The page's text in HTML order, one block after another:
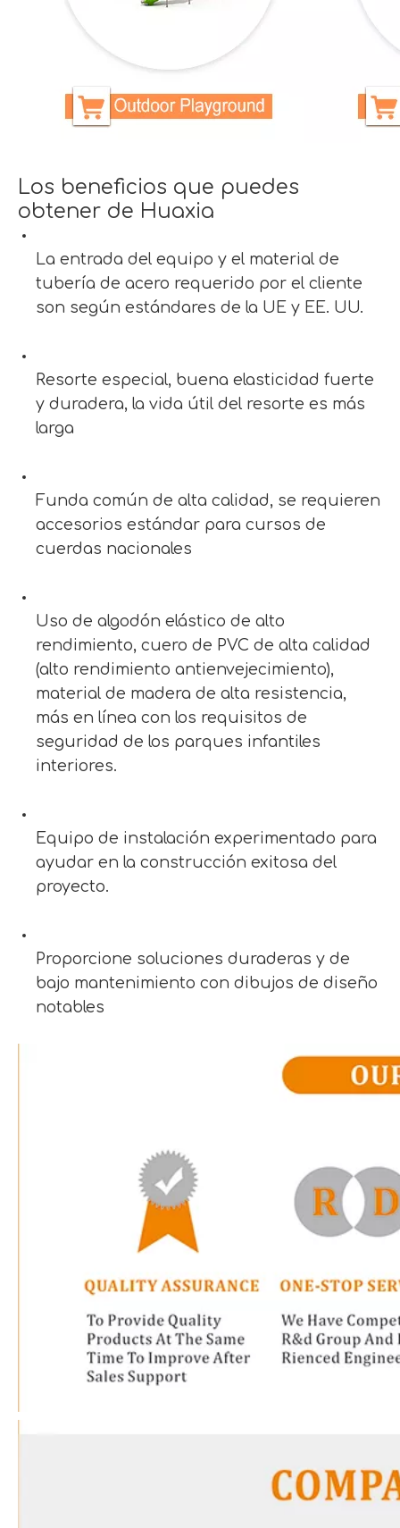
Los beneficios que puedes
obtener de Huaxia
La entrada del equipo y el material de
tubería de acero requerido por el cliente
son según estándares de la UE y EE. UU.
Resorte especial, buena elasticidad fuerte
y duradera, la vida útil del resorte es más
larga
Funda común de alta calidad, se requieren
accesorios estándar para cursos de
cuerdas nacionales
Uso de algodón elástico de alto
rendimiento, cuero de PVC de alta calidad
(alto rendimiento antienvejecimiento),
material de madera de alta resistencia,
más en línea con los requisitos de
seguridad de los parques infantiles
interiores.
Equipo de instalación experimentado para
ayudar en la construcción exitosa del
proyecto.
Proporcione soluciones duraderas y de
bajo mantenimiento con dibujos de diseño
notables